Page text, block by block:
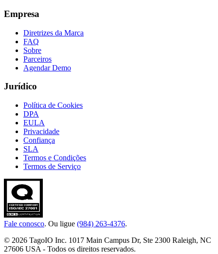
Empresa
Diretrizes da Marca
FAQ
Sobre
Parceiros
Agendar Demo
Jurídico
Política de Cookies
DPA
EULA
Privacidade
Confiança
SLA
Termos e Condições
Termos de Serviço
Fale conosco. Ou ligue (984) 263-4376.
© 2026 TagoIO Inc. 1017 Main Campus Dr, Ste 2300 Raleigh, NC
27606 USA - Todos os direitos reservados.